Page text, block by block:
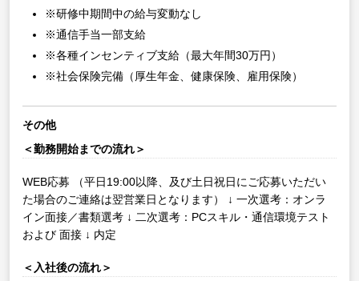
※研修中期間中の給与変動なし
※通信手当一部支給
※各種インセンティブ支給（最大年間30万円）
※社会保険完備（厚生年金、健康保険、雇用保険）
その他
＜勤務開始までの流れ＞
WEB応募 （平日19:00以降、及び土日祝日にご応募いただい
た場合のご連絡は翌営業日となります）
↓ 一次選考：オンラ
イン面接／書類選考 ↓ 二次選考：PCスキル・通信環境テスト
および 面接 ↓ 内定
＜入社後の流れ＞